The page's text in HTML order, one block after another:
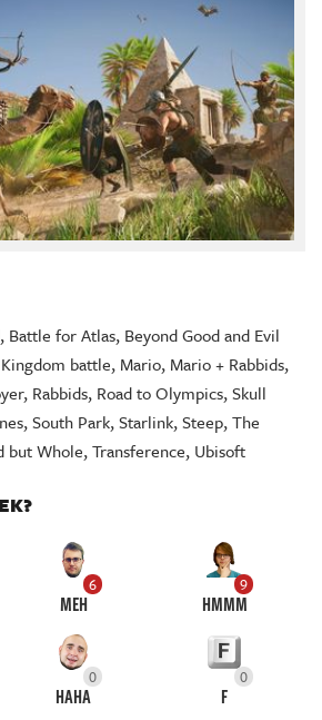
, Battle for Atlas, Beyond Good and Evil
Kingdom battle, Mario, Mario + Rabbids,
, Rabbids, Road to Olympics,Skull
,South Park,Starlink,Steep,The
but Whole,Transference, Ubisoft
6
MEH
9
HMMM
0
HAHA
0
F